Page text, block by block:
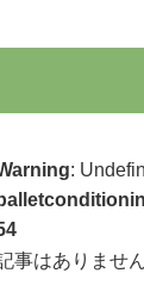
:
事はありませ